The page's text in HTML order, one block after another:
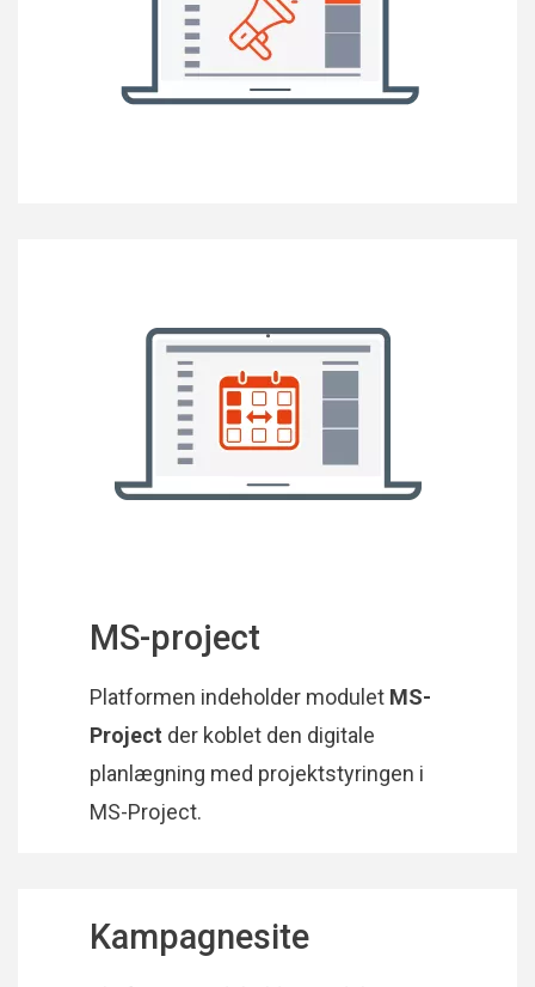
MS-project
Platformen indeholder modulet MS-
Project der koblet den digitale
planlægning med projektstyringen i
MS-Project.
Kampagnesite